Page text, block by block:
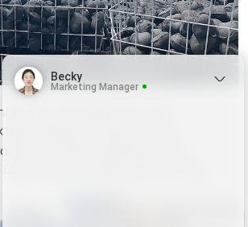
máy than BBQ tọa lạc ở
hàng chủ yếu sản xuất
tim cho bán tại địa phương.
hài lòng với hiệu quả của máy.
Becky
Marketing Manager